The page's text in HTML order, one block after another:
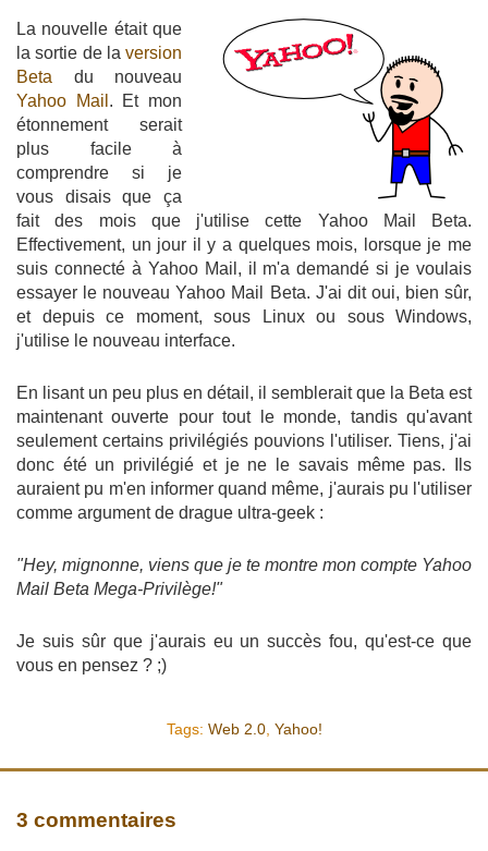
La nouvelle était que
la sortie de la version
Beta du nouveau
Yahoo Mail . Et mon
étonnement serait
plus facile à
comprendre si je
vous disais que ça
fait des mois que j'utilise cette Yahoo Mail Beta.
Effectivement, un jour il y a quelques mois, lorsque je me
suis connecté à Yahoo Mail, il m'a demandé si je voulais
essayer le nouveau Yahoo Mail Beta. J'ai dit oui, bien sûr,
et depuis ce moment, sous Linux ou sous Windows,
j'utilise le nouveau interface.
En lisant un peu plus en détail, il semblerait que la Beta est
maintenant ouverte pour tout le monde, tandis qu'avant
seulement certains privilégiés pouvions l'utiliser. Tiens, j'ai
donc été un privilégié et je ne le savais même pas. Ils
auraient pu m'en informer quand même, j'aurais pu l'utiliser
comme argument de drague ultra-geek :
"Hey, mignonne, viens que je te montre mon compte Yahoo
Mail Beta Mega-Privilège!"
Je suis sûr que j'aurais eu un succès fou, qu'est-ce que
vous en pensez ? ;)
Tags: Web 2.0, Yahoo!
3 commentaires